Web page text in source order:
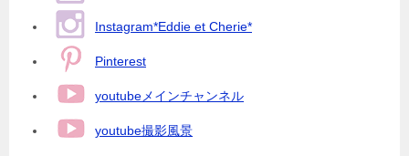
Instagram*Eddie et Cherie*
Pinterest
youtubeメインチャンネル
youtube撮影風景